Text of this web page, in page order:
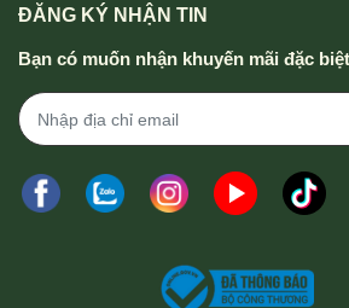
ĐĂNG KÝ NHẬN TIN
Bạn có muốn nhận khuyến mãi đặc